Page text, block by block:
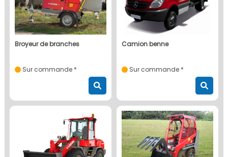
broyeur de branches
Sur commande *
camion benne
Sur commande *